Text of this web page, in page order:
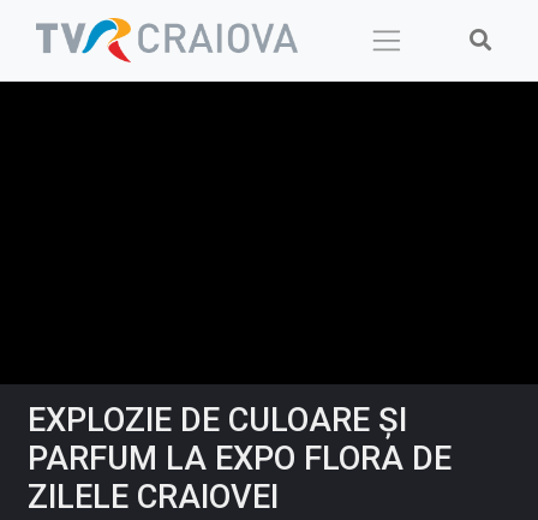
EXPLOZIE DE CULOARE ŞI
PARFUM LA EXPO FLORA DE
ZILELE CRAIOVEI